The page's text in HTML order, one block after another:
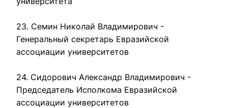
23. Семин Николай Владимирович -
Генеральный секретарь Евразийской
ассоциации университетов
24. Сидорович Александр Владимирович -
Председатель Исполкома Евразийской
ассоциации университетов